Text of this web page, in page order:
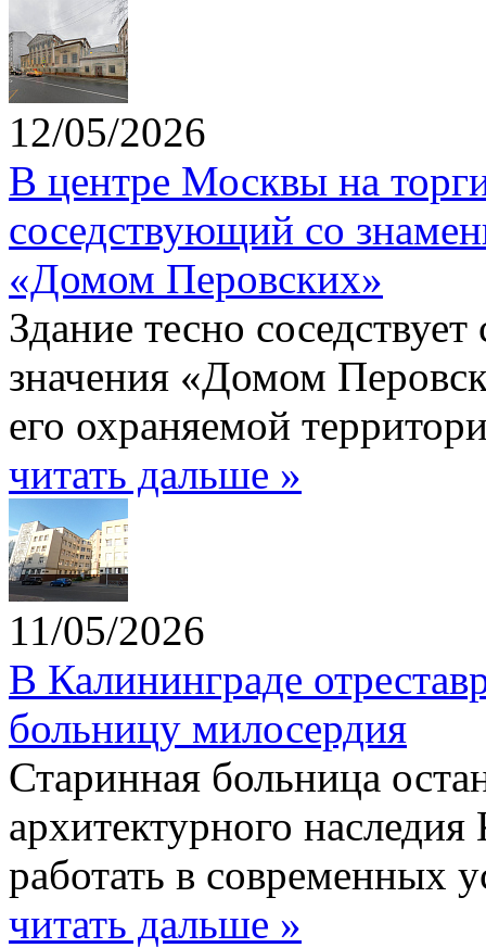
12/05/2026
В центре Москвы на
соседствующий со
«Домом Перовских»
Здание тесно
значения «Домом
его охраняемой
читать дальше »
11/05/2026
В Калининграде
больницу милосердия
Старинная больница
архитектурного
работать в современных
читать дальше »